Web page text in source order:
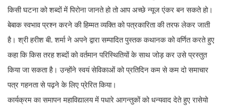
किसी घटना को शब्दों में पिरोना जानते हो तो आप अच्छे न्यूज एंकर बन सकते हो।
बेबाक स्वभाव प्रश्न करने की हिम्मत व्यक्ति को पत्रकारिता की तरफ लेकर जाती
है। श्री हरीश बी. शर्मा ने अपने द्वारा सम्पादित पुस्तक कथानक को वर्णित करते हुए
कहा कि किस तरह शब्दों को वर्तमान परिस्थितियों के साथ जोड़ कर उसे प्रस्तुत
किया जा सकता है। उन्होंने स्वयं सेविकाओं को प्रतिदिन कम से कम दो समाचार
पत्र गहनता से पढ़ने के लिए प्रेरित किया।
कार्यक्रम का समापन महाविद्यालय में पधारे आगन्तुकों को धन्यवाद देते हुए रासेयो